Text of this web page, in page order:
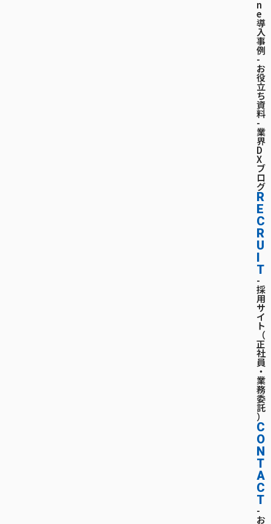
n
e
導
入
事
例
-
お
役
立
ち
資
料
-
業
界
D
X
ブ
ロ
グ
R
E
C
R
U
I
T
-
採
用
サ
イ
ト
（
正
社
員
・
業
務
委
託
）
C
O
N
T
A
C
T
-
お